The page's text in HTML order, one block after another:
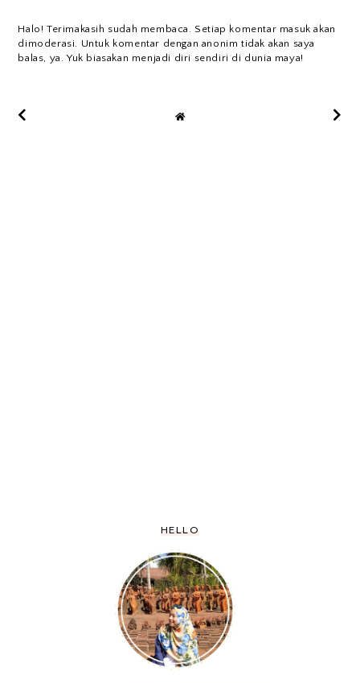
Halo! Terimakasih sudah membaca. Setiap komentar masuk akan
dimoderasi. Untuk komentar dengan anonim tidak akan saya
balas, ya. Yuk biasakan menjadi diri sendiri di dunia maya!
HELLO